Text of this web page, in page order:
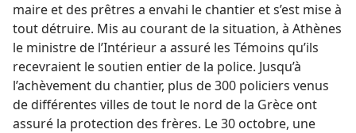
maire et des prêtres a envahi le chantier et s’est mise à
tout détruire. Mis au courant de la situation, à Athènes
le ministre de l’Intérieur a assuré les Témoins qu’ils
recevraient le soutien entier de la police. Jusqu’à
l’achèvement du chantier, plus de 300 policiers venus
de différentes villes de tout le nord de la Grèce ont
assuré la protection des frères. Le 30 octobre, une